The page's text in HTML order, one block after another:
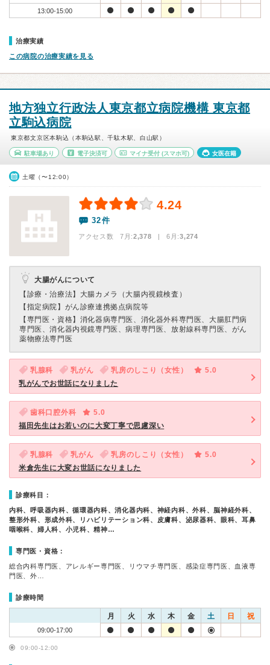
13:00-15:00
治療実績
この病院の治療実績を見る
地方独立行政法人東京都立病院機構 東京都
立駒込病院
東京都文京区本駒込（本駒込駅、千駄木駅、白山駅）
駐車場あり 電子決済可 マイナ受付 (スマホ可) 女医在籍
土曜（〜12:00）
4.24
32件
アクセス数 7月:2,378 | 6月:3,274
大腸がんについて
【診療・治療法】 大腸カメラ（大腸内視鏡検査）
【指定病院】 がん診療連携拠点病院等
【専門医・資格】 消化器病専門医、消化器外科専門医、大腸肛門病
専門医、消化器内視鏡専門医、病理専門医、放射線科専門医、がん
薬物療法専門医
乳腺科 乳がん 乳房のしこり（女性）
5.0
乳がんでお世話になりました
歯科口腔外科
5.0
福田先生はお若いのに大変丁寧で思慮深い
乳腺科 乳がん 乳房のしこり（女性）
5.0
米倉先生に大変お世話になりました
診療科目：
内科、呼吸器内科、循環器内科、消化器内科、神経内科、外科、脳神経外科、
整形外科、形成外科、リハビリテーション科、皮膚科、泌尿器科、眼科、耳鼻
咽喉科、婦人科、小児科、精神…
専門医・資格：
総合内科専門医、アレルギー専門医、リウマチ専門医、感染症専門医、血液専
門医、外…
診療時間
月 火 水 木 金 土 日 祝
09:00-17:00
09:00-12:00